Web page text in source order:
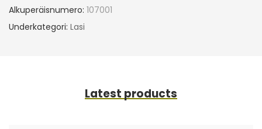
Alkuperäisnumero: 107001
Underkategori: Lasi
Latest products